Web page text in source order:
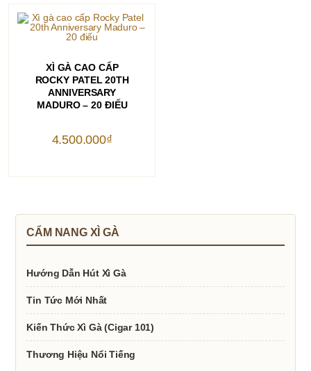
THÊM VÀO GIỎ HÀNG
XÌ GÀ CAO CẤP
ROCKY PATEL 20TH
ANNIVERSARY
MADURO – 20 ĐIẾU
4.500.000₫
CẨM NANG XÌ GÀ
Hướng Dẫn Hút Xì Gà
Tin Tức Mới Nhất
Kiến Thức Xì Gà (Cigar 101)
Thương Hiệu Nổi Tiếng